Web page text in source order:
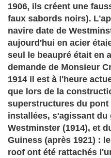
1906, ils créent une
faux sabords noirs).
navire date de
aujourd'hui en acier
seul le beaupré était en
demande de Monsieur
1914 il est à l'heure
que lors de la
superstructures du
installées, s'agissant
Westminster (1914), et
Guiness (après 1921) :
roof ont été rattachés